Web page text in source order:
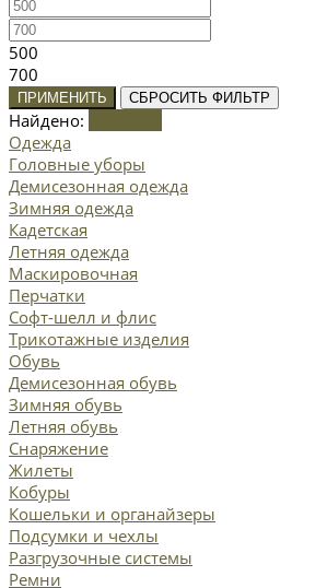
500
700
ПРИМЕНИТЬ СБРОСИТЬ ФИЛЬТР
Найдено:
Одежда
Головные уборы
Демисезонная одежда
Зимняя одежда
Кадетская
Летняя одежда
Маскировочная
Перчатки
Софт-шелл и флис
Трикотажные изделия
Обувь
Демисезонная обувь
Зимняя обувь
Летняя обувь
Снаряжение
Жилеты
Кобуры
Кошельки и органайзеры
Подсумки и чехлы
Разгрузочные системы
Ремни